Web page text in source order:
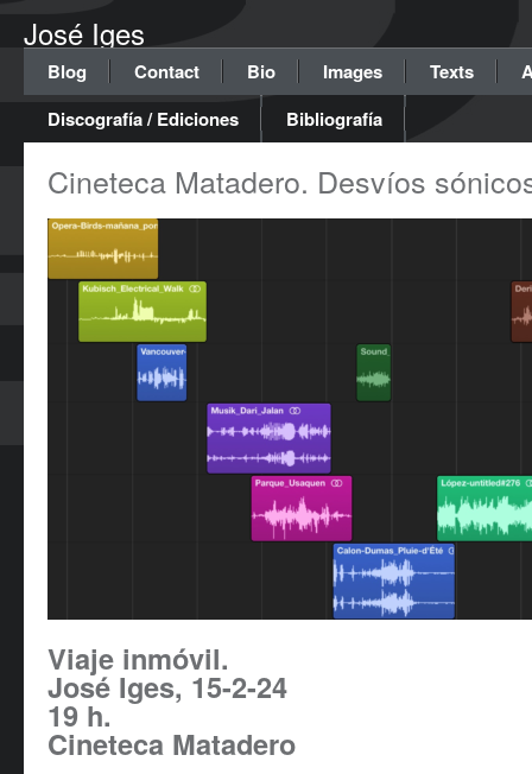
José Iges
Blog Contact Bio Images Texts
Discografía / Ediciones
Bibliografía
Cineteca Matadero. Desvíos
Viaje inmóvil.
José Iges, 15-2-24
19 h.
Cineteca Matadero